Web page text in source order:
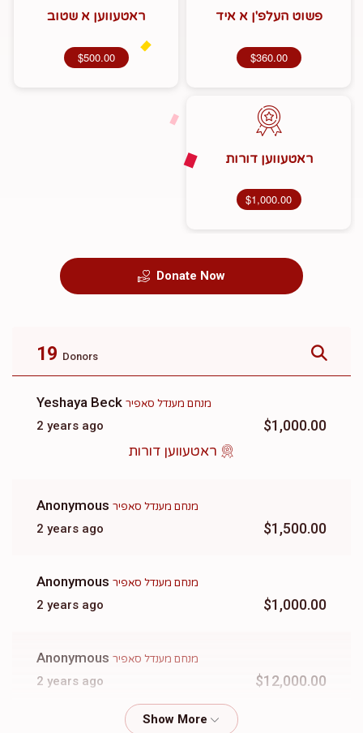
פשוט העלפ'ן א איד
$360.00
ראטעווען א שטוב
$500.00
ראטעווען דורות
$1,000.00
Donate Now
19 Donors
Yeshaya Beck מנחם מענדל סאפיר
2 years ago
$1,000.00
ראטעווען דורות
Anonymous מנחם מענדל סאפיר
2 years ago $1,500.00
Anonymous מנחם מענדל סאפיר
2 years ago $1,000.00
Anonymous מנחם מענדל סאפיר
2 years ago $12,000.00